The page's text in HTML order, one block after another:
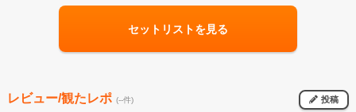
セットリストを見る
レビュー/観たレポ (--件) 投稿